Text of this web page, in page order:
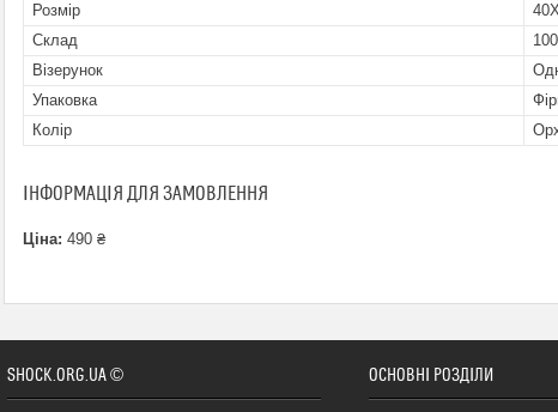
Розмір
Склад
Візерунок
Упаковка
Колір
ІНФОРМАЦІЯ ДЛЯ ЗАМОВЛЕННЯ
Ціна: 490 ₴
SHOCK.ORG.UA © ОСНОВНІ РОЗДІЛИ